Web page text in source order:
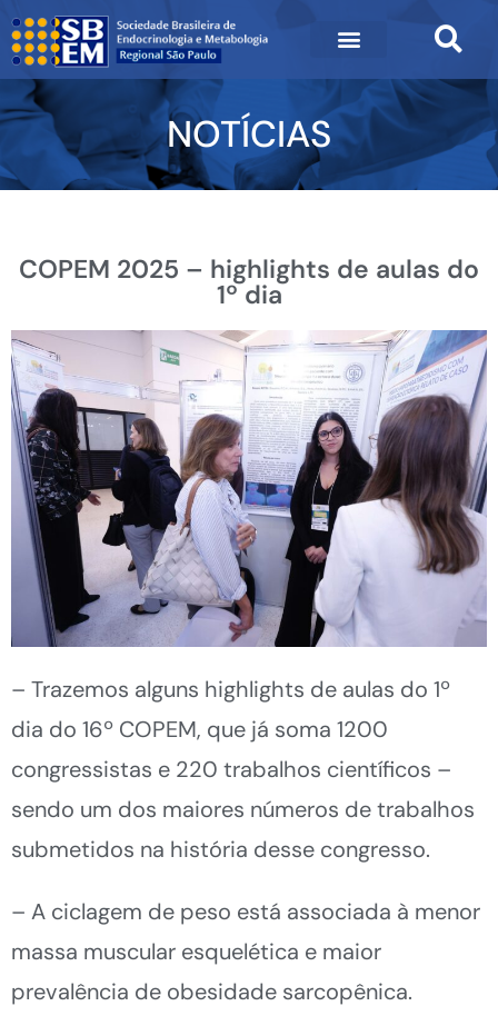
NOTÍCIAS
COPEM 2025 – highlights de aulas do
1º dia
– Trazemos alguns highlights de aulas do 1º
dia do 16º COPEM, que já soma 1200
congressistas e 220 trabalhos científicos –
sendo um dos maiores números de trabalhos
submetidos na história desse congresso.
– A ciclagem de peso está associada à menor
massa muscular esquelética e maior
prevalência de obesidade sarcopênica.